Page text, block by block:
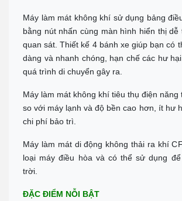
Tel:
0944 519 888
Chỉ đường
ĐÀ LẠT - LÂM ĐỒNG
Địa chỉ: 364 Hai Bà Trưng, P6 TP Đà Lạt, Tỉnh Lâm
Tel:0902 570 886
Chỉ đường
TP.HCM Showrom Chính
Showroom: 193A - Đường 3/2 - P.11 - Q.10 -
0938 278 389
(Zalo)
Chỉ đường
BÌNH DƯƠNG
Đc: 743 Huỳnh Văn Lũy, Phường Bình Dương, TP
ĐT: Call :
Chỉ đường
TP Tây Ninh
Máy làm mát không khí sử dụng bảng
bằng nút nhấn cùng màn hình hiển thị dễ
quan sát. Thiết kế 4 bánh xe giúp bạn có
dàng và nhanh chóng, hạn chế các hư
quá trình di chuyển gây ra.
Máy làm mát không khí tiêu thụ điện năng
so với máy lạnh và độ bền cao hơn, ít hư
chi phí bảo trì.
Máy làm mát di động không thải ra khí
loại máy điều hòa và có thể sử dụng
trời.
ĐẶC ĐIỂM NỖI BẬT